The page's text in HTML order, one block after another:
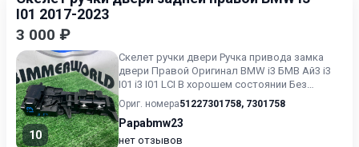
I01 2017-2023
3 000 ₽
10
Скелет ручки двери Ручка привода замка
двери Правой Оригинал BMW i3 БМВ Ай3 i3
I01 i3 I01 LCI В хорошем состоянии Без
пробега по РФ.
Ориг. номера51227301758, 7301758
Papabmw23
нет отзывов